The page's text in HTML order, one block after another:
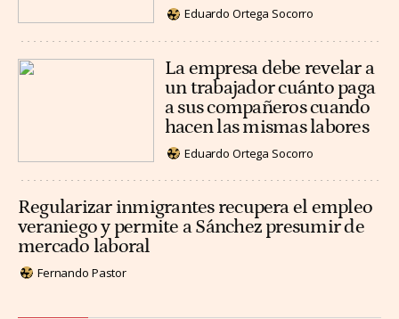
Eduardo Ortega Socorro
La empresa debe revelar a
un trabajador cuánto paga
a sus compañeros cuando
hacen las mismas labores
Eduardo Ortega Socorro
Regularizar inmigrantes recupera el empleo
veraniego y permite a Sánchez presumir de
mercado laboral
Fernando Pastor